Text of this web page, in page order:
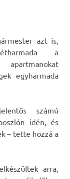
azt is,
a
apartmanokat
egyharmada
számú
idén, és
– tette hozzá a
arra,